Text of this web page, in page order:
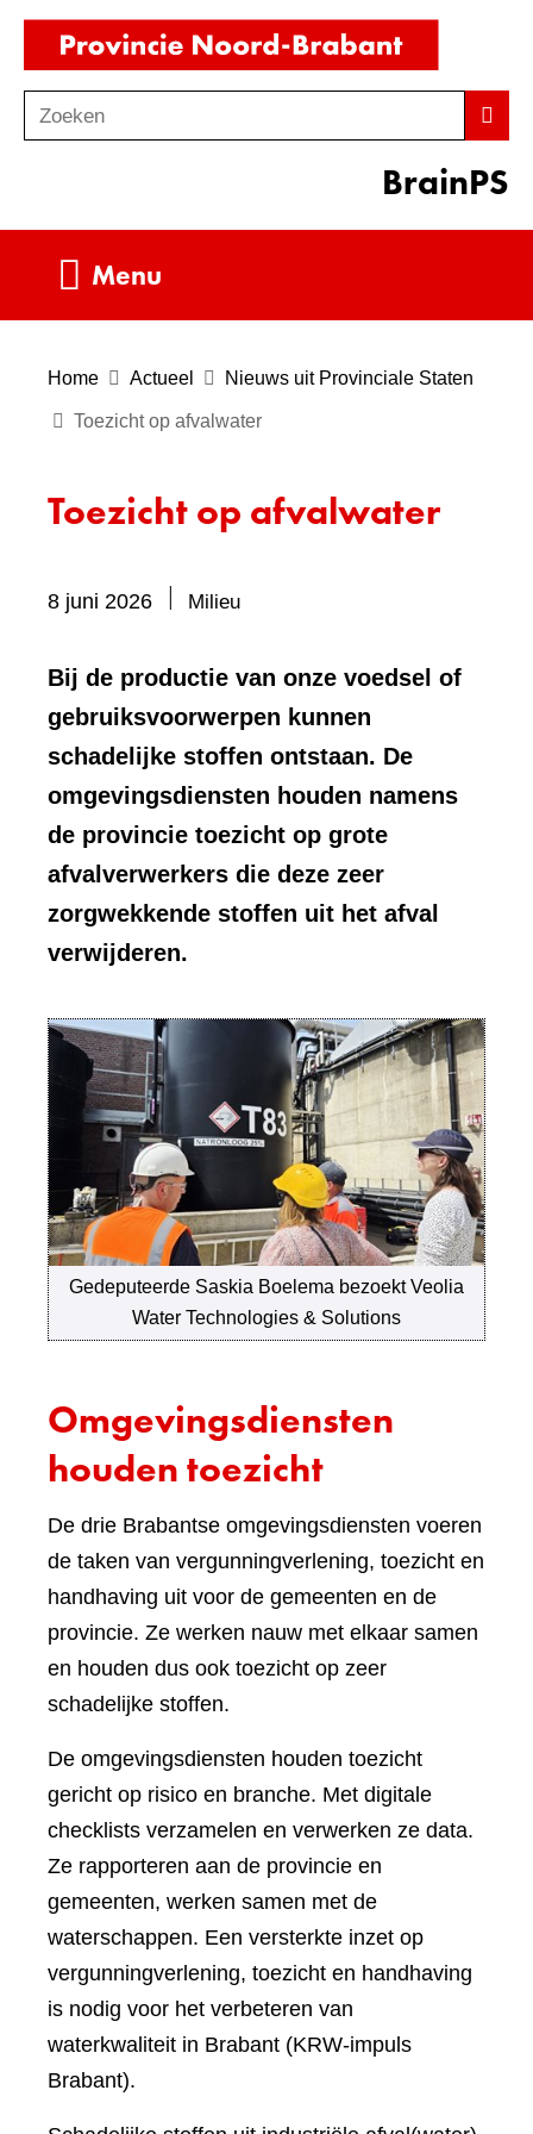
Ga
de
inhoud
o
Zoeken
BrainPS
Menu
Home Actueel Nieuws uit Provinciale Staten
Toezicht op afvalwater
Toezicht op afvalwater
8 juni 2026 MilieuBevat
element:
Foto
Bij de productie van onze voedsel of
gebruiksvoorwerpen kunnen
schadelijke stoffen ontstaan. De
omgevingsdiensten houden namens
de provincie toezicht op grote
afvalverwerkers die deze zeer
zorgwekkende stoffen uit het afval
verwijderen.
Gedeputeerde Saskia Boelema bezoekt Veolia
Water Technologies & Solutions
Omgevingsdiensten
houden toezicht
De drie Brabantse omgevingsdiensten voeren
de taken van vergunningverlening, toezicht en
handhaving uit voor de gemeenten en de
provincie. Ze werken nauw met elkaar samen
en houden dus ook toezicht op zeer
schadelijke stoffen.
De omgevingsdiensten houden toezicht
gericht op risico en branche. Met digitale
checklists verzamelen en verwerken ze data.
Ze rapporteren aan de provincie en
gemeenten, werken samen met de
waterschappen. Een versterkte inzet op
vergunningverlening, toezicht en handhaving
is nodig voor het verbeteren van
waterkwaliteit in Brabant (KRW-impuls
Brabant).